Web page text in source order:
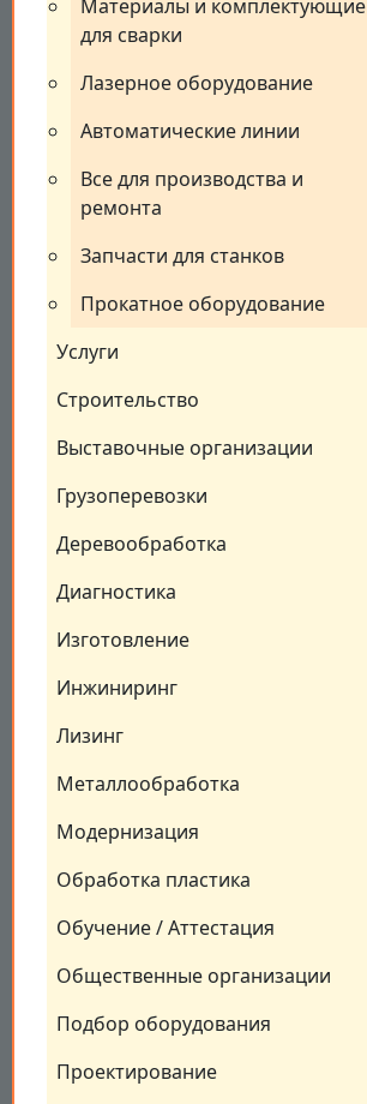
Материалы и комплектующие
для сварки
Лазерное оборудование
Автоматические линии
Все для производства и
ремонта
Запчасти для станков
Прокатное оборудование
Услуги
Строительство
Выставочные организации
Грузоперевозки
Деревообработка
Диагностика
Изготовление
Инжиниринг
Лизинг
Металлообработка
Модернизация
Обработка пластика
Обучение / Аттестация
Общественные организации
Подбор оборудования
Проектирование